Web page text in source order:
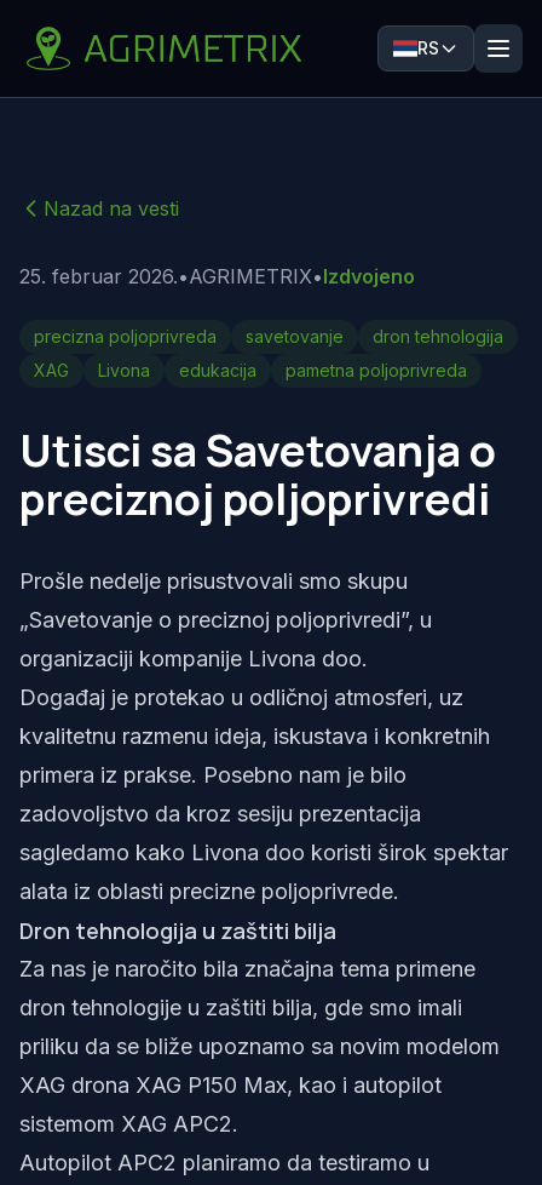
RS
Nazad na vesti
25. februar 2026.•AGRIMETRIX•Izdvojeno
precizna poljoprivreda savetovanje
dron tehnologija
XAG
Livona edukacija pametna poljoprivreda
Utisci sa Savetovanja o
preciznoj poljoprivredi
Prošle nedelje prisustvovali smo skupu
„Savetovanje o preciznoj poljoprivredi”, u
organizaciji kompanije Livona doo.
Događaj je protekao u odličnoj atmosferi, uz
kvalitetnu razmenu ideja, iskustava i konkretnih
primera iz prakse. Posebno nam je bilo
zadovoljstvo da kroz sesiju prezentacija
sagledamo kako Livona doo koristi širok spektar
alata iz oblasti precizne poljoprivrede.
Dron tehnologija u zaštiti bilja
Za nas je naročito bila značajna tema primene
dron tehnologije u zaštiti bilja, gde smo imali
priliku da se bliže upoznamo sa novim modelom
XAG drona XAG P150 Max, kao i autopilot
sistemom XAG APC2.
Autopilot APC2 planiramo da testiramo u